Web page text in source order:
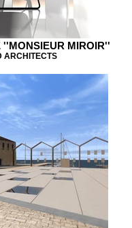
MIROIR''
ARCHITECTS